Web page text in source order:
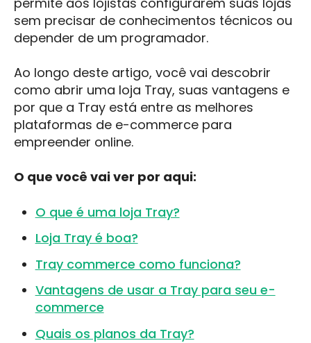
sem precisar de conhecimentos técnicos ou
depender de um programador.
Ao longo deste artigo, você vai descobrir
como abrir uma loja Tray, suas vantagens e
por que a Tray está entre as melhores
plataformas de e-commerce para
empreender online.
O que você vai ver por aqui:
O que é uma loja Tray?
Loja Tray é boa?
Tray commerce como funciona?
Vantagens de usar a Tray para seu e-
commerce
Quais os planos da Tray?